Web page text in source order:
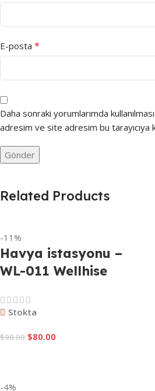
E-posta *
Daha sonraki yorumlarımda
adresim ve site adresim bu tarayıcıya
Related Products
-11%
Havya istasyonu –
WL-011 Wellhise
Stokta
$90.00 $80.00
-4%